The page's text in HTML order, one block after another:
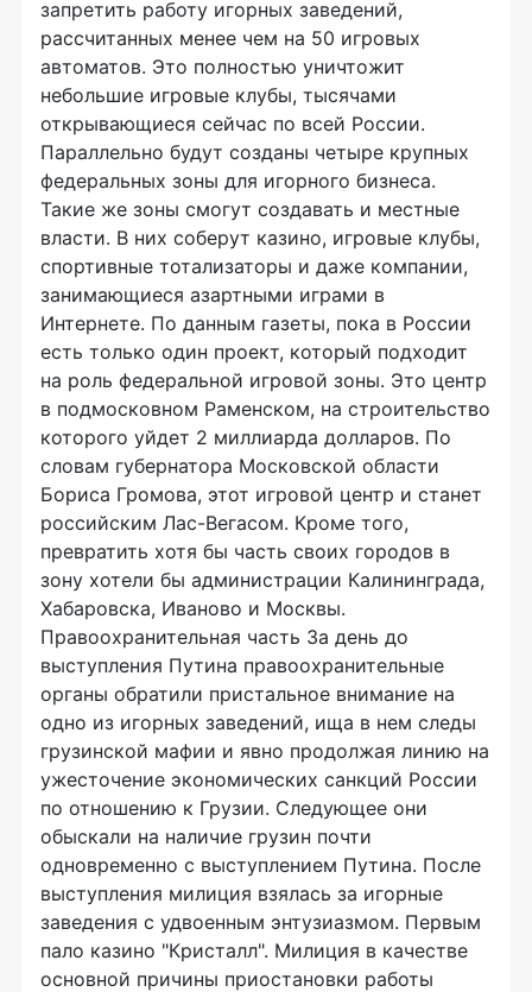
запретить работу игорных заведений,
рассчитанных менее чем на 50 игровых
автоматов. Это полностью уничтожит
небольшие игровые клубы, тысячами
открывающиеся сейчас по всей России.
Параллельно будут созданы четыре крупных
федеральных зоны для игорного бизнеса.
Такие же зоны смогут создавать и местные
власти. В них соберут казино, игровые клубы,
спортивные тотализаторы и даже компании,
занимающиеся азартными играми в
Интернете. По данным газеты, пока в России
есть только один проект, который подходит
на роль федеральной игровой зоны. Это центр
в подмосковном Раменском, на строительство
которого уйдет 2 миллиарда долларов. По
словам губернатора Московской области
Бориса Громова, этот игровой центр и станет
российским Лас-Вегасом. Кроме того,
превратить хотя бы часть своих городов в
зону хотели бы администрации Калининграда,
Хабаровска, Иваново и Москвы.
Правоохранительная часть За день до
выступления Путина правоохранительные
органы обратили пристальное внимание на
одно из игорных заведений, ища в нем следы
грузинской мафии и явно продолжая линию на
ужесточение экономических санкций России
по отношению к Грузии. Следующее они
обыскали на наличие грузин почти
одновременно с выступлением Путина. После
выступления милиция взялась за игорные
заведения с удвоенным энтузиазмом. Первым
пало казино "Кристалл". Милиция в качестве
основной причины приостановки работы